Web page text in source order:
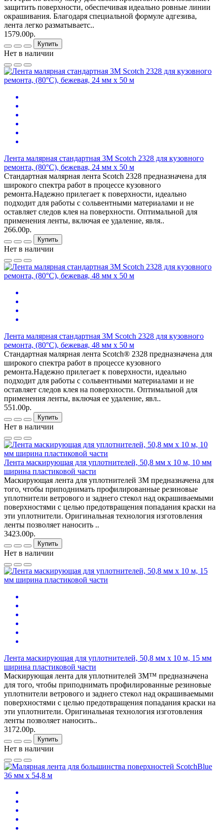
защитить поверхности, обеспечивая идеально ровные линии
окрашивания. Благодаря специальной формуле адгезива,
лента легко разматываетс..
1579.00р.
Купить
Нет в наличии
Лента малярная стандартная 3М Scotch 2328 для кузовного
ремонта, (80°С), бежевая, 24 мм x 50 м
Стандартная малярная лента Scotch 2328 предназначена для
широкого спектра работ в процессе кузовного
ремонта.Надежно прилегает к поверхности, идеально
подходит для работы с сольвентными материалами и не
оставляет следов клея на поверхности. Оптимальной для
применения ленты, включая ее удаление, явля..
266.00р.
Купить
Нет в наличии
Лента малярная стандартная 3М Scotch 2328 для кузовного
ремонта, (80°С), бежевая, 48 мм x 50 м
Стандартная малярная лента Scotch® 2328 предназначена для
широкого спектра работ в процессе кузовного
ремонта.Надежно прилегает к поверхности, идеально
подходит для работы с сольвентными материалами и не
оставляет следов клея на поверхности. Оптимальной для
применения ленты, включая ее удаление, явл..
551.00р.
Купить
Нет в наличии
Лента маскирующая для уплотнителей, 50,8 мм х 10 м, 10 мм
ширина пластиковой части
Маскирующая лента для уплотнителей 3M предназначена для
того, чтобы приподнимать профилированные резиновые
уплотнители ветрового и заднего стекол над окрашиваемыми
поверхностями с целью предотвращения попадания краски на
эти уплотнители. Оригинальная технология изготовления
ленты позволяет наносить ..
3423.00р.
Купить
Нет в наличии
Лента маскирующая для уплотнителей, 50,8 мм х 10 м, 15 мм
ширина пластиковой части
Маскирующая лента для уплотнителей 3М™ предназначена
для того, чтобы приподнимать профилированные резиновые
уплотнители ветрового и заднего стекол над окрашиваемыми
поверхностями с целью предотвращения попадания краски на
эти уплотнители. Оригинальная технология изготовления
ленты позволяет наносить..
3172.00р.
Купить
Нет в наличии